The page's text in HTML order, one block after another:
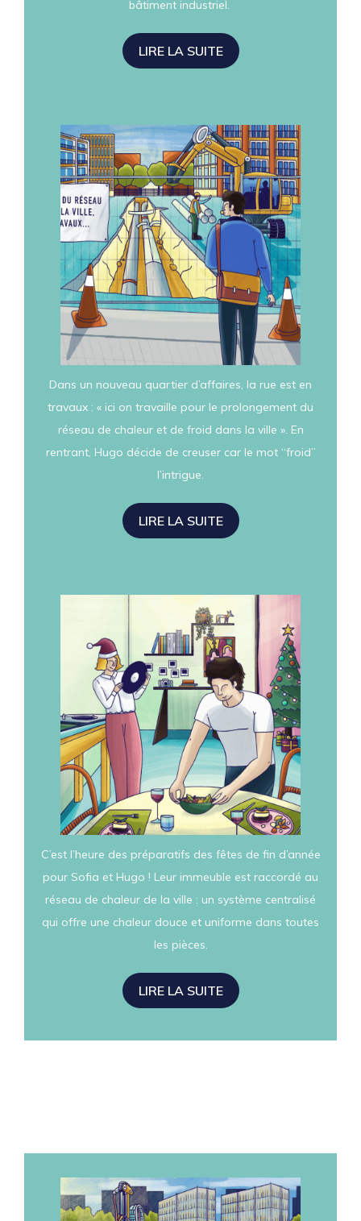
bâtiment industriel.
LIRE LA SUITE
Dans un nouveau quartier d’affaires, la rue est en
travaux : « ici on travaille pour le prolongement du
réseau de chaleur et de froid dans la ville ». En
rentrant, Hugo décide de creuser car le mot “froid”
l’intrigue.
LIRE LA SUITE
C’est l’heure des préparatifs des fêtes de fin d’année
pour Sofia et Hugo ! Leur immeuble est raccordé au
réseau de chaleur de la ville : un système centralisé
qui offre une chaleur douce et uniforme dans toutes
les pièces.
LIRE LA SUITE